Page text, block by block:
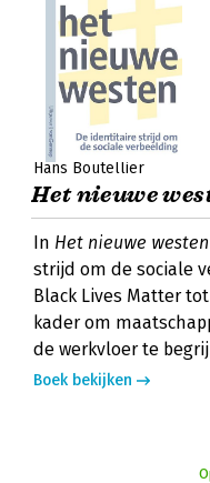
Hans Boutellier
Het nieuwe
In Het nieuwe westen
strijd om de sociale
Black Lives Matter
kader om
de werkvloer te
Boek bekijken